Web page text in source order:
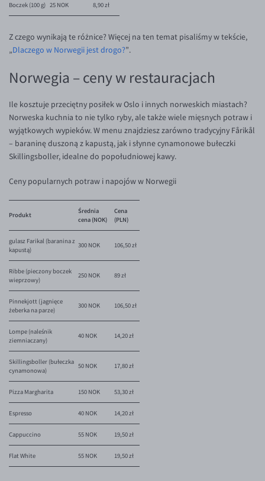
Boczek (100 g) 25 NOK 8,90 zł
Z czego wynikają te różnice? Więcej na ten temat pisaliśmy w tekście,
„Dlaczego w Norwegii jest drogo?”.
Norwegia – ceny w restauracjach
Ile kosztuje przeciętny posiłek w Oslo i innych norweskich miastach?
Norweska kuchnia to nie tylko ryby, ale także wiele mięsnych potraw i
wyjątkowych wypieków. W menu znajdziesz zarówno tradycyjny Fårikål
– baraninę duszoną z kapustą, jak i słynne cynamonowe bułeczki
Skillingsboller, idealne do popołudniowej kawy.
Ceny popularnych potraw i napojów w Norwegii
Produkt
Średnia
cena (NOK)
Cena
(PLN)
gulasz Farikal (baranina z
kapustą)
300 NOK 106,50 zł
Ribbe (pieczony boczek
wieprzowy)
250 NOK 89 zł
Pinnekjott (jagnięce
żeberka na parze)
300 NOK 106,50 zł
Lompe (naleśnik
ziemniaczany)
40 NOK 14,20 zł
Skillingsboller (bułeczka
cynamonowa)
50 NOK 17,80 zł
Pizza Margharita 150 NOK 53,30 zł
Espresso 40 NOK 14,20 zł
Cappuccino 55 NOK 19,50 zł
Flat White 55 NOK 19,50 zł